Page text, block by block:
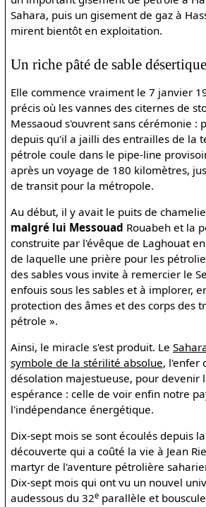
Sahara, puis un gisement de gaz à
mirent bientôt en exploitation.
Un riche pâté de sable désertique
Elle commence vraiment le 7 janvier
précis où les vannes des citernes de
Messaoud s'ouvrent sans cérémonie :
depuis qu'il a jailli des entrailles de la
pétrole coule dans le pipe-line
après un voyage de 180 kilomètres,
de transit pour la métropole.
Au début, il y avait le puits de
malgré lui Messouad Rouabeh et la
construite par l'évêque de Laghouat
de laquelle une prière pour les
des sables vous invite à remercier le
enfouis sous les sables et à implorer,
protection des âmes et des corps des
pétrole ».
Ainsi, le miracle s'est produit. Le
symbole de la stérilité absolue, l'enfer
désolation majestueuse, pour devenir
espérance : celle de voir enfin notre
l'indépendance énergétique.
Dix-sept mois se sont écoulés depuis
découverte qui a coûté la vie à Jean
martyr de l'aventure pétrolière
Dix-sept mois qui ont vu un nouvel
audessous du 32eparallèle et